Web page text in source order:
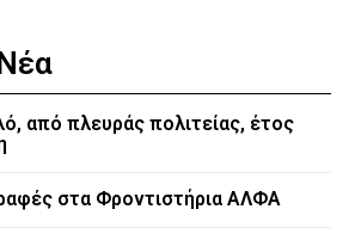
από πλευράς πολιτείας, έτος
στα Φροντιστήρια ΑΛΦΑ